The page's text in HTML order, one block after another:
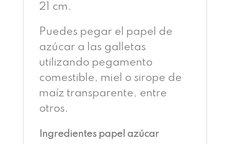
21 cm.
Puedes pegar el papel de
azúcar a las galletas
utilizando pegamento
comestible, miel o sirope de
maíz transparente, entre
otros.
Ingredientes papel azúcar